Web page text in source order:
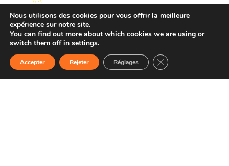
Accueil Boutique CONTACT dEVIS
39 chemin de maucoulet, Latresne, France
alpkartracing@gmail.com
Nous utilisons des cookies pour vous offrir la meilleure
expérience sur notre site.
You can find out more about which cookies we are using or
switch them off in settings.
Accepter Rejeter Réglages Fermer la bannière